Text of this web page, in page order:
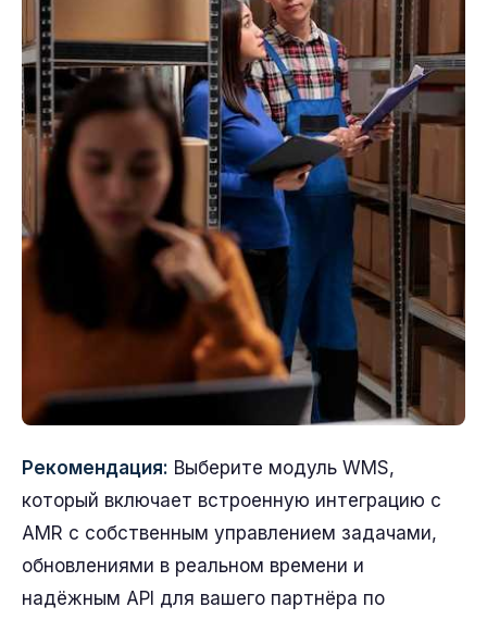
Рекомендация: Выберите модуль WMS,
который включает встроенную интеграцию с
AMR с собственным управлением задачами,
обновлениями в реальном времени и
надёжным API для вашего партнёра по